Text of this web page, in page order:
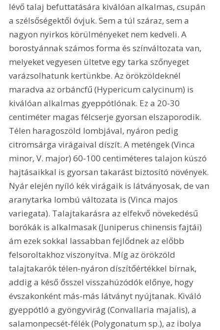
lévő talaj befuttatására kiválóan alkalmas, csupán
a szélsőségektől óvjuk. Sem a túl száraz, sem a
nagyon nyirkos körülményeket nem kedveli. A
borostyánnak számos forma és színváltozata van,
melyeket vegyesen ültetve egy tarka szőnyeget
varázsolhatunk kertünkbe. Az örökzöldeknél
maradva az orbáncfű (Hypericum calycinum) is
kiválóan alkalmas gyeppótlónak. Ez a 20-30
centiméter magas félcserje gyorsan elszaporodik.
Télen haragoszöld lombjával, nyáron pedig
citromsárga virágaival díszít. A meténgek (Vinca
minor, V. major) 60-100 centiméteres talajon kúszó
hajtásaikkal is gyorsan takarást biztosító növények.
Nyár elején nyíló kék virágaik is látványosak, de van
aranytarka lombú változata is (Vinca majos
variegata). Talajtakarásra az elfekvő növekedésű
borókák is alkalmasak (Juniperus chinensis fajtái)
ám ezek sokkal lassabban fejlődnek az előbb
felsoroltakhoz viszonyítva. Míg az örökzöld
talajtakarók télen-nyáron díszítőértékkel bírnak,
addig a késő ősszel visszahúzódók előnye, hogy
évszakonként más-más látványt nyújtanak. Kiváló
gyeppótló a gyöngyvirág (Convallaria majalis), a
salamonpecsét-félék (Polygonatum sp.), az ibolya